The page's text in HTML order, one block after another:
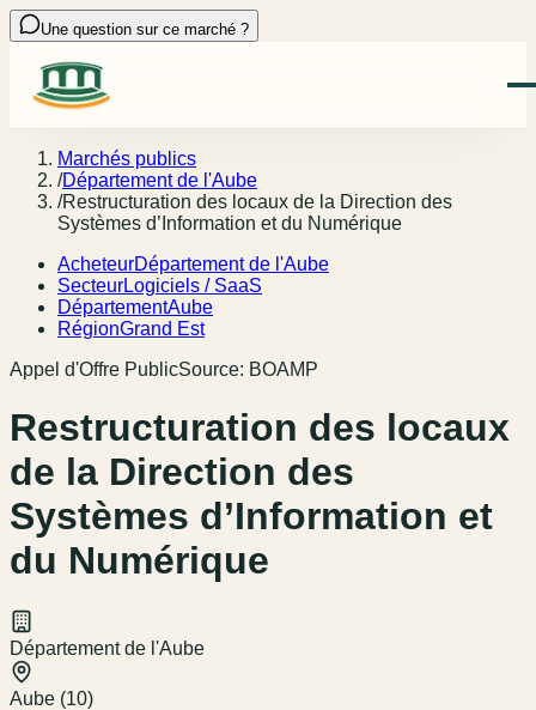
Une question sur ce marché ?
Marchés publics
/Département de l'Aube
/Restructuration des locaux de la Direction des
Systèmes d’Information et du Numérique
AcheteurDépartement de l'Aube
SecteurLogiciels / SaaS
DépartementAube
RégionGrand Est
Appel d'Offre PublicSource: BOAMP
Restructuration des locaux
de la Direction des
Systèmes d’Information et
du Numérique
Département de l'Aube
Aube (10)